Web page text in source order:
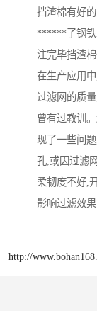
挡渣棉有好
******了钢铁
注完毕挡渣
在生产应用
过滤网的质
曾有过教训
现了一些问
孔,或因过滤
柔韧度不好,
影响过滤效果
http://